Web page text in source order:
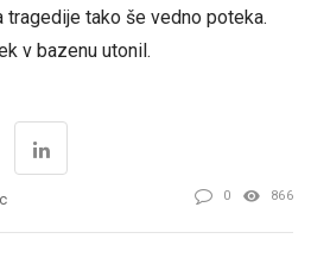
tragedije tako še vedno poteka.
v bazenu utonil.
0 866